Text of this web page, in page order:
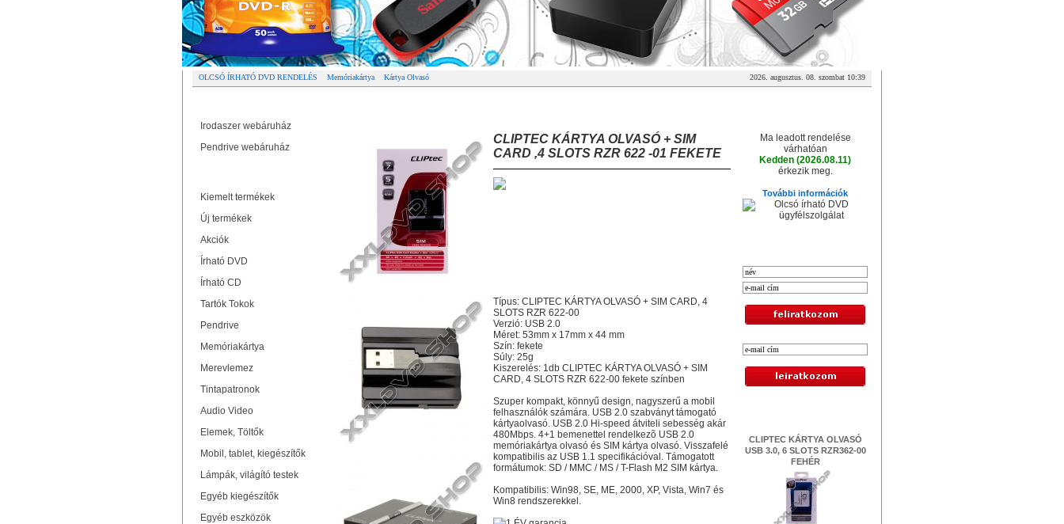
OLCSÓ ÍRHATÓ DVD RENDELÉS Memóriakártya Kártya Olvasó 2026. augusztus. 08. szombat 10:39
Irodaszer webáruház
Pendrive webáruház
Kiemelt termékek
Új termékek
Akciók
Írható DVD
Írható CD
Tartók Tokok
Pendrive
Memóriakártya
Merevlemez
Tintapatronok
Audio Video
Elemek, Töltők
Mobil, tablet, kiegészítők
Lámpák, világító testek
Egyéb kiegészítők
Egyéb eszközök
CLIPTEC KÁRTYA OLVASÓ + SIM
CARD ,4 SLOTS RZR 622 -01 FEKETE
Típus: CLIPTEC KÁRTYA OLVASÓ + SIM CARD, 4
SLOTS RZR 622-00
Verzió: USB 2.0
Méret: 53mm x 17mm x 44 mm
Szín: fekete
Súly: 25g
Kiszerelés: 1db CLIPTEC KÁRTYA OLVASÓ + SIM
CARD, 4 SLOTS RZR 622-00 fekete színben
Szuper kompakt, könnyű design, nagyszerű a mobil
felhasználók számára. USB 2.0 szabványt támogató
kártyaolvasó. USB 2.0 Hi-speed átviteli sebesség akár
480Mbps. 4+1 bemenettel rendelkezõ USB 2.0
memóriakártya olvasó és SIM kártya olvasó. Visszafelé
kompatibilis az USB 1.1 specifikációval. Támogatott
formátumok: SD / MMC / MS / T-Flash M2 SIM kártya.
Kompatibilis: Win98, SE, ME, 2000, XP, Vista, Win7 és
Win8 rendszerekkel.
Ma leadott rendelése
várhatóan
Kedden (2026.08.11)
érkezik meg.
További információk
CLIPTEC KÁRTYA OLVASÓ
USB 3.0, 6 SLOTS RZR362-00
FEHÉR